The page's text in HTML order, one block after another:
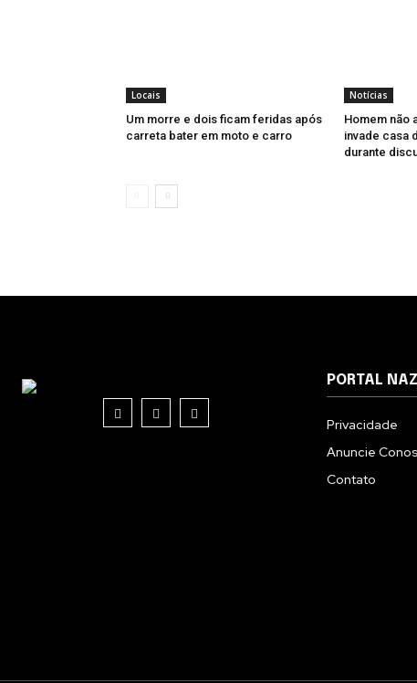
Locais
Um morre e dois ficam feridas após
carreta bater em moto e carro
Notícias
Homem não
invade casa
durante
PORTAL
Privacidade
Anuncie
Contato